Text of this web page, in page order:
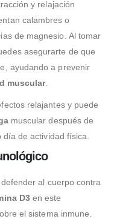
y relajación
calambres o
de magnesio. Al tomar
asegurarte de que
ayudando a prevenir
muscular.
relajantes y puede
muscular después de
de actividad física.
al cuerpo contra
D3en este
el sistema inmune.